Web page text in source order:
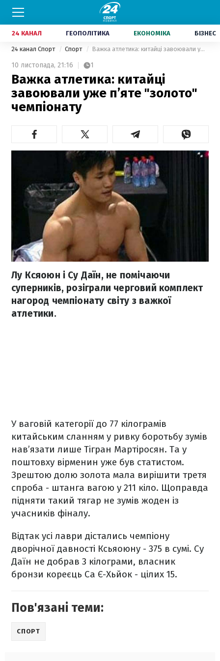
24 КАНАЛ ГЕОПОЛІТИКА ЕКОНОМІКА БІЗНЕС
24 канал Спорт Спорт Важка атлетика: китайці завоювали уже п’яте "золото" чемпіонату
10 листопада, 21:16 1
Важка атлетика: китайці
завоювали уже п’яте "золото"
чемпіонату
Лу Ксяоюн і Су Даїн, не помічаючи
суперників, розіграли черговий комплект
нагород чемпіонату світу з важкої
атлетики.
У ваговій категорії до 77 кілограмів
китайським сланням у ривку боротьбу зумів
нав’язати лише Тігран Мартіросян. Та у
поштовху вірменин уже був статистом.
Зрештою долю золота мала вирішити третя
спроба - штанга вагою у 211 кіло. Щоправда
підняти такий тягар не зумів жоден із
учасників фіналу.
Відтак усі лаври дістались чемпіону
дворічної давності Ксьяоюну - 375 в сумі. Су
Даїн не добрав 3 кілограми, власник
бронзи кореєць Са Є-Хьйок - цілих 15.
Пов'язані теми:
СПОРТ